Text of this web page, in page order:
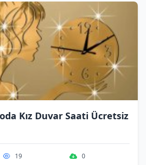
Kız Duvar Saati Ücretsiz
19 0